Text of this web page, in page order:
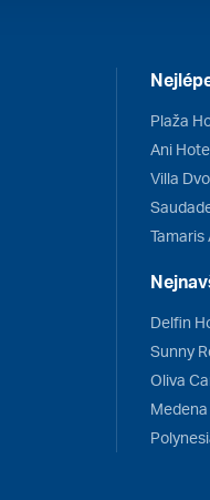
Plaža
Ani
Delfin
Oliva